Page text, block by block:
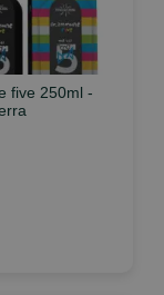
five 250ml -